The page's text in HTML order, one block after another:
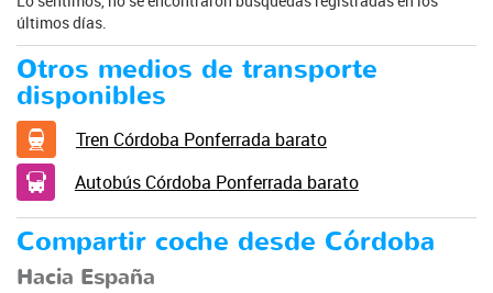
últimos días.
Otros medios de transporte
disponibles
Tren Córdoba Ponferrada barato
Autobús Córdoba Ponferrada barato
Compartir coche desde Córdoba
Hacia España